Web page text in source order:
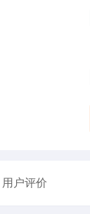
用户评价